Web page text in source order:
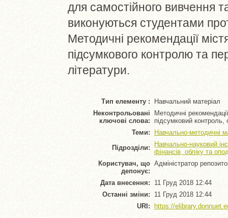
для самостійного вивчення
виконуються студентами
Методичні рекомендації
підсумкового контролю та
літератури.
Тип елементу :
Навчальний матеріал
Неконтрольовані
ключові слова:
Методичні
підсумковий контроль,
Теми:
Навчально-методичні
Підрозділи:
Навчально-науковий
фінансів, обліку та
Користувач, що
депонує:
Адміністратор
Дата внесення: 11 Груд 2018 12:44
Останні зміни: 11 Груд 2018 12:44
URI:
https://